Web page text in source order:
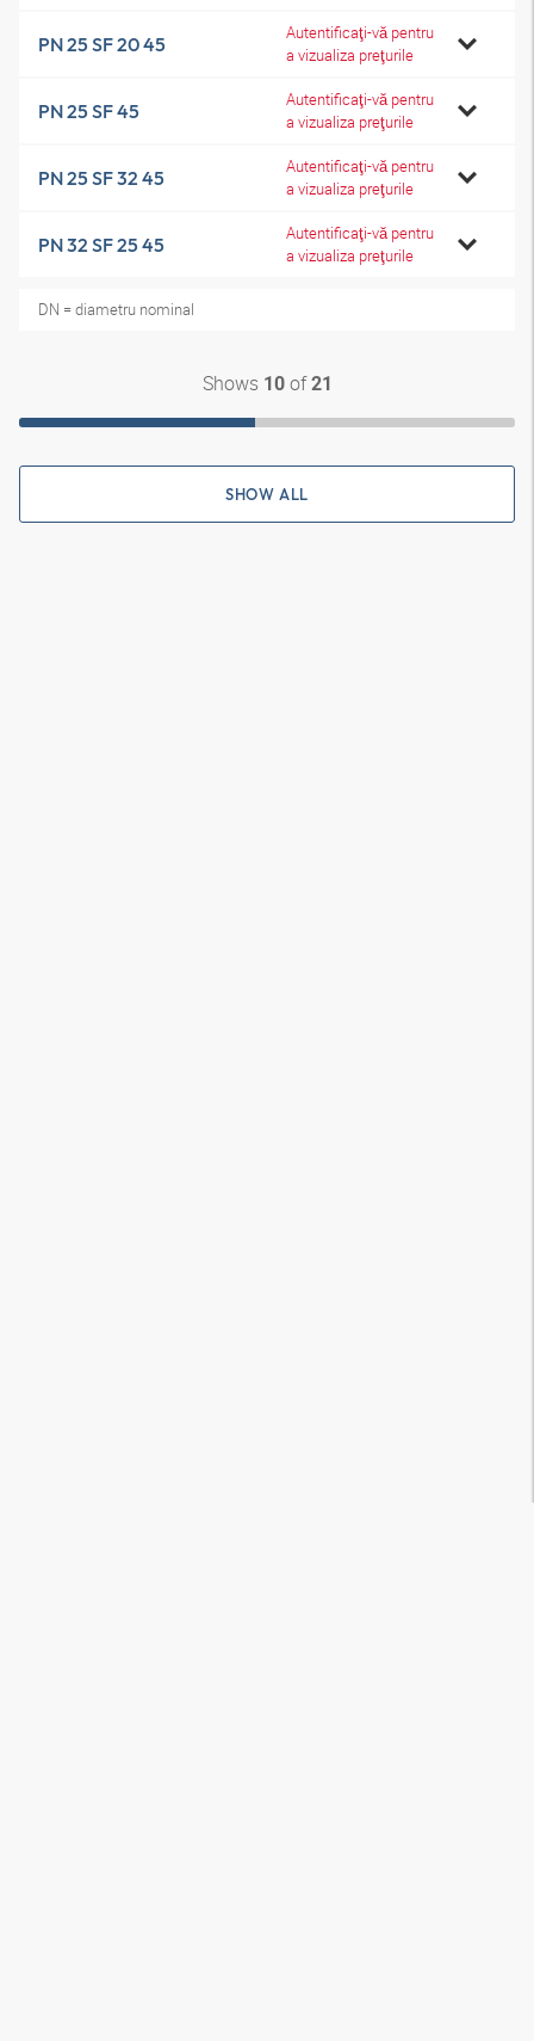
PN 25 SF 20 45
Autentificaţi-vă pentru
a vizualiza preţurile
PN 25 SF 45
Autentificaţi-vă pentru
a vizualiza preţurile
PN 25 SF 32 45
Autentificaţi-vă pentru
a vizualiza preţurile
PN 32 SF 25 45
Autentificaţi-vă pentru
a vizualiza preţurile
DN = diametru nominal
Shows 10of21
SHOW ALL